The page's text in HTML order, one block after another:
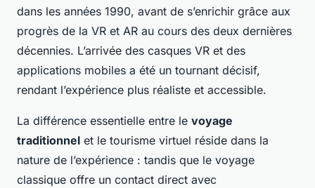
dans les années 1990, avant de s’enrichir grâce aux
progrès de la VR et AR au cours des deux dernières
décennies. L’arrivée des casques VR et des
applications mobiles a été un tournant décisif,
rendant l’expérience plus réaliste et accessible.
La différence essentielle entre le voyage
traditionnel et le tourisme virtuel réside dans la
nature de l’expérience : tandis que le voyage
classique offre un contact direct avec